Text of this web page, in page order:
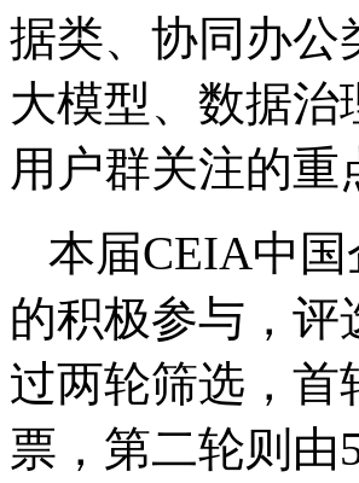
据类、协同办公
大模型、数据治
用户群关注的重
本届CEIA中
的积极参与，评
过两轮筛选，首
票，第二轮则由